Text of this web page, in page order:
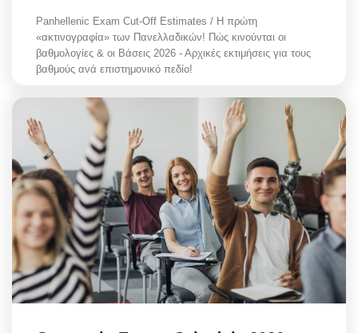
Panhellenic Exam Cut-Off Estimates / Η πρώτη
«ακτινογραφία» των Πανελλαδικών! Πώς κινούνται οι
βαθμολογίες & οι Βάσεις 2026 - Αρχικές εκτιμήσεις για τους
βαθμούς ανά επιστημονικό πεδίο!